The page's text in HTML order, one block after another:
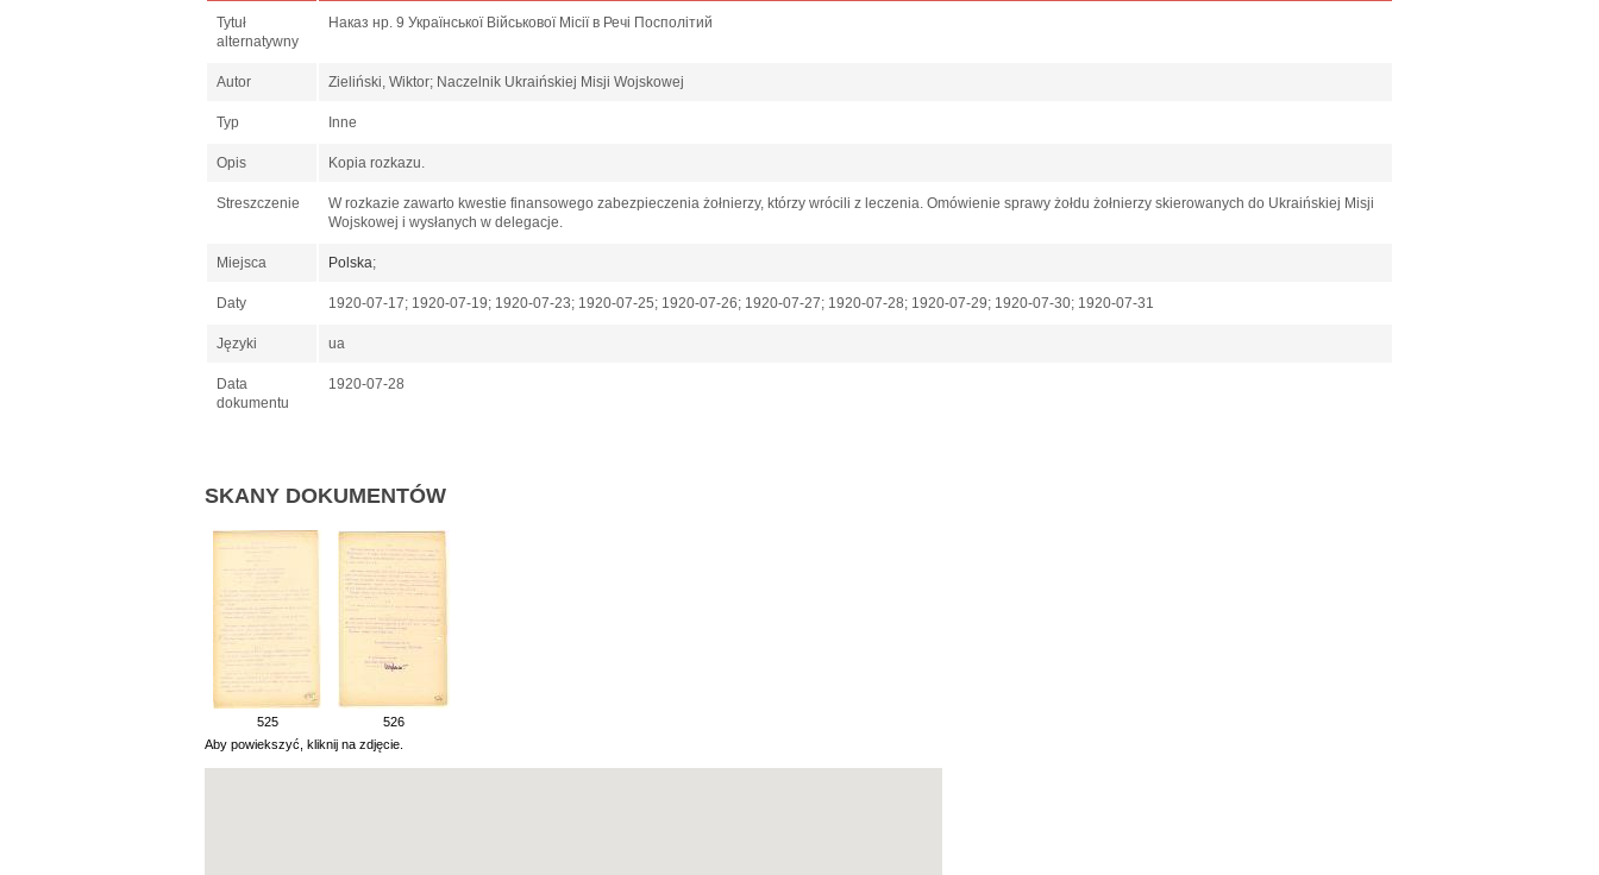
Tytuł
alternatywny
Наказ нр. 9 Української Військової Місії в Речі Посполітий
Autor Zieliński, Wiktor; Naczelnik Ukraińskiej Misji Wojskowej
Typ Inne
Opis Kopia rozkazu.
Streszczenie
W rozkazie zawarto kwestie finansowego zabezpieczenia żołnierzy, którzy wrócili z leczenia. Omówienie sprawy żołdu żołnierzy skierowanych do Ukraińskiej Misji
Wojskowej i wysłanych w delegacje.
Miejsca Polska;
Daty 1920-07-17; 1920-07-19; 1920-07-23; 1920-07-25; 1920-07-26; 1920-07-27; 1920-07-28; 1920-07-29; 1920-07-30; 1920-07-31
Języki ua
Data
dokumentu
1920-07-28
SKANY DOKUMENTÓW
525
526
Aby powiekszyć, kliknij na zdjęcie.